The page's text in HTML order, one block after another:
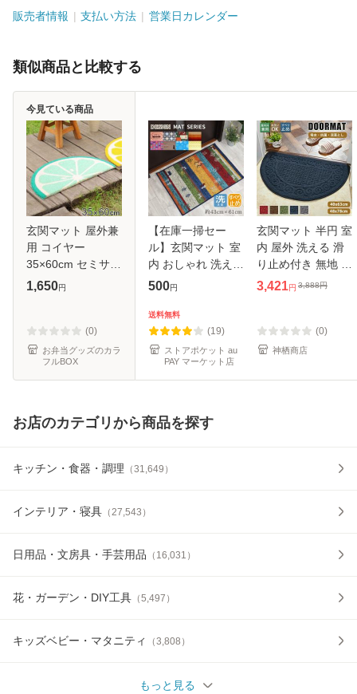
販売者情報 支払い方法 営業日カレンダー
類似商品と比較する
玄関マット 屋外兼
用 コイヤー
35×60cm セミサー
クルライム （ 玄関
ット 泥落とし 滑り
止め ウェル
1,650円
(0)
お弁当グッズのカラ
フルBOX
今見ている商品
【在庫一掃セー
ル】玄関マット 室
内 おしゃれ 洗える
転写プリントマッ
べるデザイン マル
チカラー キッチン
マット アク
500円
送料無料
(19)
ストアポケット au
PAY マーケット店
玄関マット 半円 室
内 屋外 洗える 滑
り止め付き 無地 泥
落とし 半円形 マッ
ラグマット バスマ
ット
3,421円 3,888円
(0)
神栖商店
お店のカテゴリから商品を探す
キッチン・食器・調理 （31,649 ）
インテリア・寝具 （ 27,543 ）
日用品・文房具・手芸用品 （ 16,031 ）
花・ガーデン・DIY工具 （5,497 ）
キッズベビー・マタニティ （3,808 ）
もっと見る